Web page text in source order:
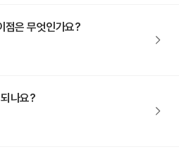
점은 무엇인가요?
나요?